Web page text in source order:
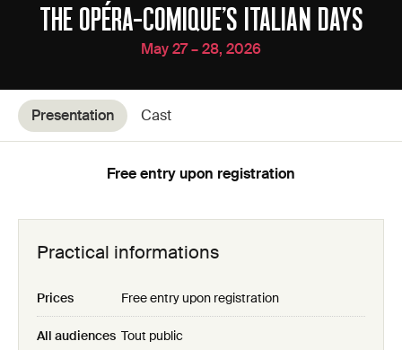
THE OPÉRA-COMIQUE’S ITALIAN DAYS
May 27 – 28, 2026
Presentation Cast
Free entry upon registration
Practical informations
Prices Free entry upon registration
All audiences Tout public